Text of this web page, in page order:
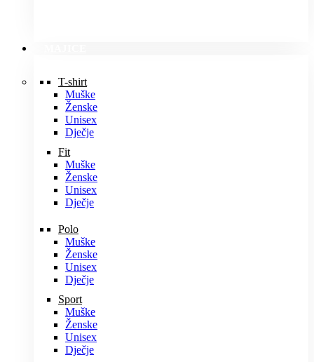
T-shirt
Muške
Ženske
Unisex
Dječje
Fit
Muške
Ženske
Unisex
Dječje
Polo
Muške
Ženske
Unisex
Dječje
Sport
Muške
Ženske
Unisex
Dječje